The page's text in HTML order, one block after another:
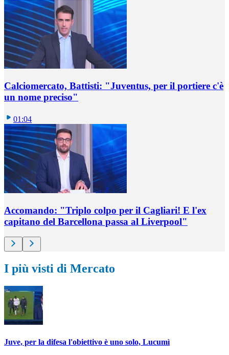
Calciomercato, Battisti: "Juventus, per il portiere c'è
un nome preciso"
01:04
Accomando: "Triplo colpo per il Cagliari! E l'ex
capitano del Barcellona passa al Liverpool"
I più visti di Mercato
Juve, per la difesa l'obiettivo è uno solo, Lucumì